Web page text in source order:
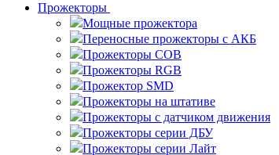
Прожекторы
Мощные прожектора
Переносные прожекторы с АКБ
Прожекторы COB
Прожекторы RGB
Прожектор SMD
Прожекторы на штативе
Прожекторы с датчиком движения
Прожекторы серии ДБУ
Прожекторы серии Лайт